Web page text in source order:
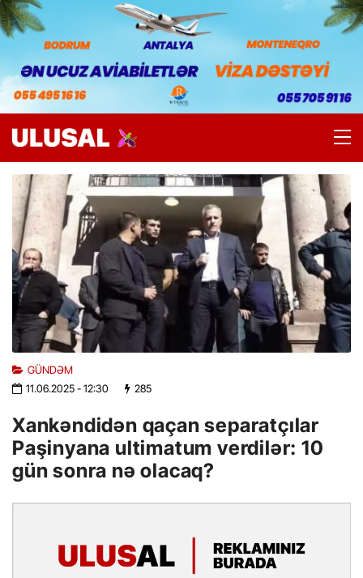
GÜNDƏM
11.06.2025- 12:30 285
Xankəndidən qaçan separatçılar
Paşinyana ultimatum verdilər: 10
gün sonra nə olacaq?